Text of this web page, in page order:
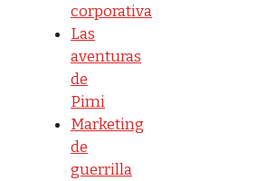
corporativa
Las
aventuras
de
Pimi
Marketing
de
guerrilla